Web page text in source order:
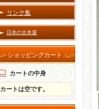
リンク集
日本の古本屋
ショッピングカート
カートの中身
カートは空です。